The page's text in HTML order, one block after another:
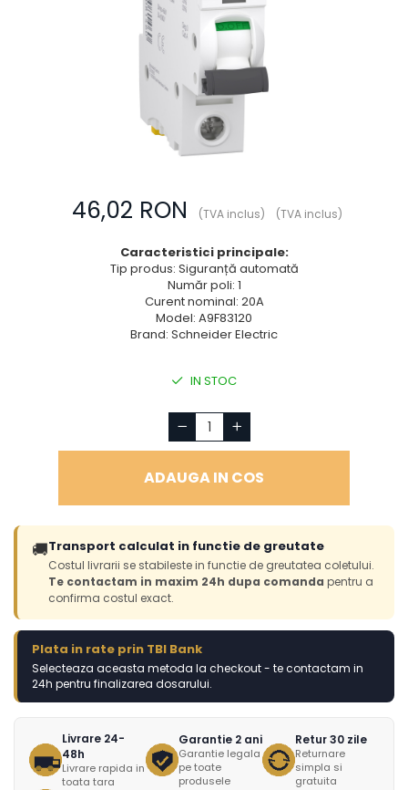
Prize și fișe industriale
Variator de tensiune
Întrerupătoare
46,02 RON (TVA inclus) (TVA inclus)
Caracteristici principale:
Tip produs: Siguranță automată
Număr poli: 1
Curent nominal: 20A
Model: A9F83120
Brand: Schneider Electric
IN STOC
ADAUGA IN COS
🚚Transport calculat in functie de greutate
Costul livrarii se stabileste in functie de greutatea coletului.
Te contactam in maxim 24h dupa comanda pentru a
confirma costul exact.
Plata in rate prin TBI Bank
Selecteaza aceasta metoda la checkout - te contactam in
24h pentru finalizarea dosarului.
Livrare 24-
48h
Livrare rapida in
toata tara
Garantie 2 ani
Garantie legala
pe toate
produsele
Retur 30 zile
Returnare
simpla si
gratuita